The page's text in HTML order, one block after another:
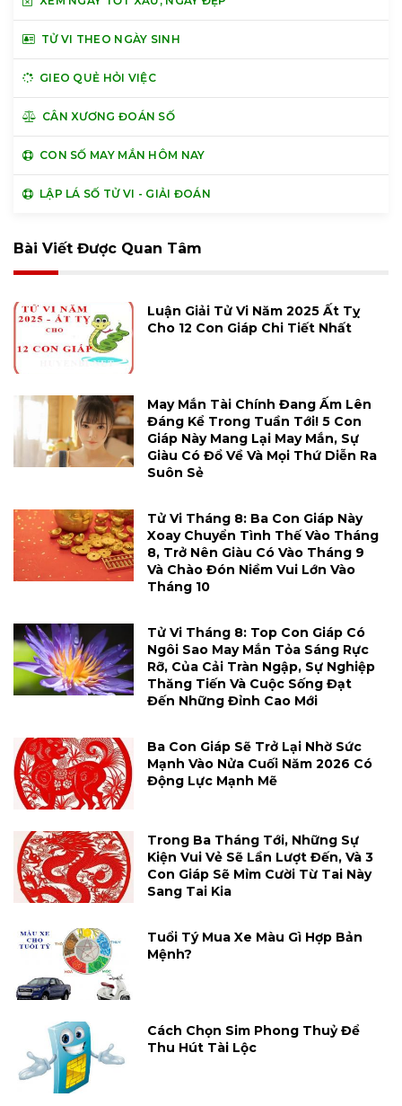
TỬ VI THEO NGÀY SINH
GIEO QUẺ HỎI VIỆC
CÂN XƯƠNG ĐOÁN SỐ
CON SỐ MAY MẮN HÔM NAY
LẬP LÁ SỐ TỬ VI - GIẢI ĐOÁN
Bài Viết Được Quan Tâm
Luận Giải Tử Vi Năm 2025 Ất Tỵ
Cho 12 Con Giáp Chi Tiết Nhất
May Mắn Tài Chính Đang Ấm Lên
Đáng Kể Trong Tuần Tới! 5 Con
Giáp Này Mang Lại May Mắn, Sự
Giàu Có Đổ Về Và Mọi Thứ Diễn Ra
Suôn Sẻ
Tử Vi Tháng 8: Ba Con Giáp Này
Xoay Chuyển Tình Thế Vào Tháng
8, Trở Nên Giàu Có Vào Tháng 9
Và Chào Đón Niềm Vui Lớn Vào
Tháng 10
Tử Vi Tháng 8: Top Con Giáp Có
Ngôi Sao May Mắn Tỏa Sáng Rực
Rỡ, Của Cải Tràn Ngập, Sự Nghiệp
Thăng Tiến Và Cuộc Sống Đạt
Đến Những Đỉnh Cao Mới
Ba Con Giáp Sẽ Trở Lại Nhờ Sức
Mạnh Vào Nửa Cuối Năm 2026 Có
Động Lực Mạnh Mẽ
Trong Ba Tháng Tới, Những Sự
Kiện Vui Vẻ Sẽ Lần Lượt Đến, Và 3
Con Giáp Sẽ Mỉm Cười Từ Tai Này
Sang Tai Kia
Tuổi Tý Mua Xe Màu Gì Hợp Bản
Mệnh?
Cách Chọn Sim Phong Thuỷ Để
Thu Hút Tài Lộc